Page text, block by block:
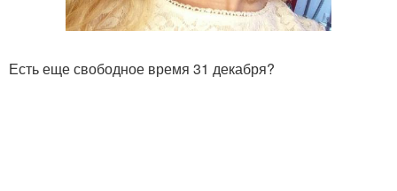
Есть еще свободное время 31 декабря?